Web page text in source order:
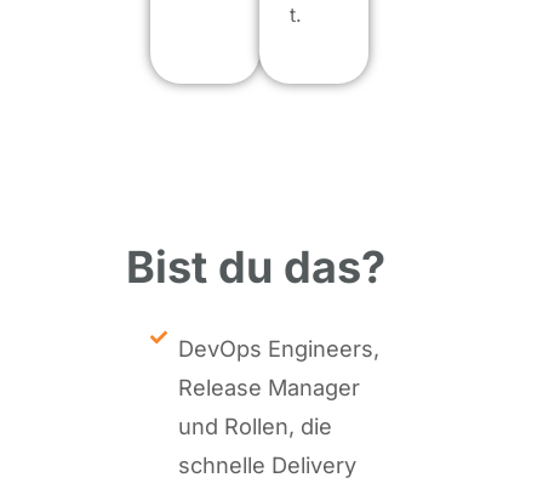
t.
Bist du das?
DevOps Engineers,
Release Manager
und Rollen, die
schnelle Delivery